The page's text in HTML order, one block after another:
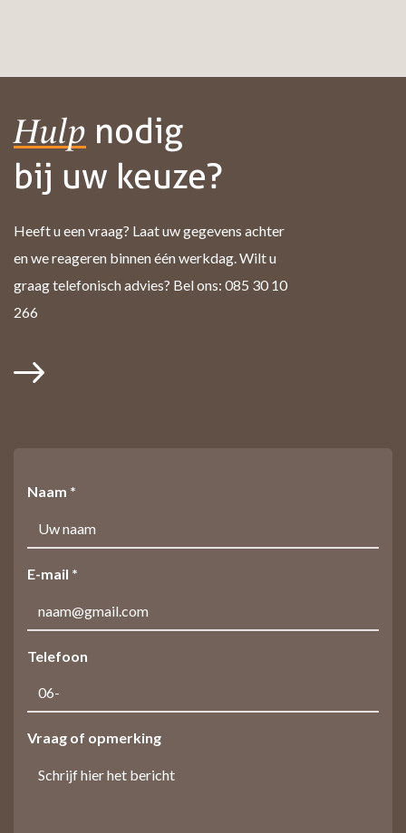
Hulp nodig
bij uw keuze?
Heeft u een vraag? Laat uw gegevens achter
en we reageren binnen één werkdag. Wilt u
graag telefonisch advies? Bel ons: 085 30 10
266
Naam *
E-mail *
Telefoon
Vraag of opmerking